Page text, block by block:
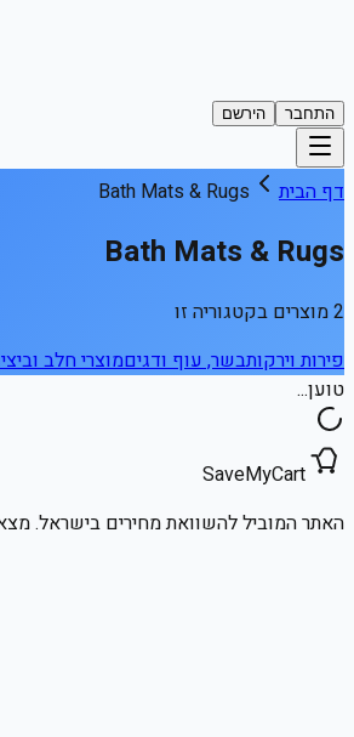
התחבר הירשם
דף הבית Bath Mats & Rugs
Bath Mats & Rugs
2 מוצרים בקטגוריה זו
פירות וירקותבשר, עוף ודגיםמוצרי חלב
טוען...
SaveMyCart
האתר המוביל להשוואת מחירים בישראל.